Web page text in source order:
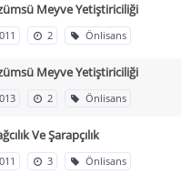
Meyve Yetiştiriciliği
2 Önlisans
Meyve Yetiştiriciliği
2 Önlisans
Ve Şarapçılık
3 Önlisans